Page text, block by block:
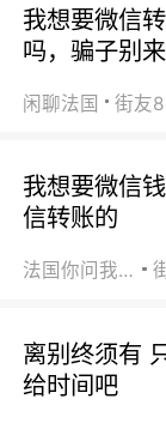
我想要微信
吗，骗子别
闲聊法国
我想要微信
信转账的
法国你问我答
离别终须有
给时间吧